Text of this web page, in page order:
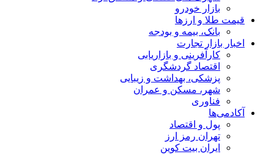
بازار خودرو
قیمت طلا و ارزها
بانک، بیمه و بودجه
اخبار بازار تجارت
کارآفرینی و بازاریابی
اقتصاد گردشگری
پزشکی، بهداشت و زیبایی
شهر، مسکن و عمران
فناوری
آکادمی‌ها
پول و اقتصاد
تهران رمز ارز
ایران بیت کوین